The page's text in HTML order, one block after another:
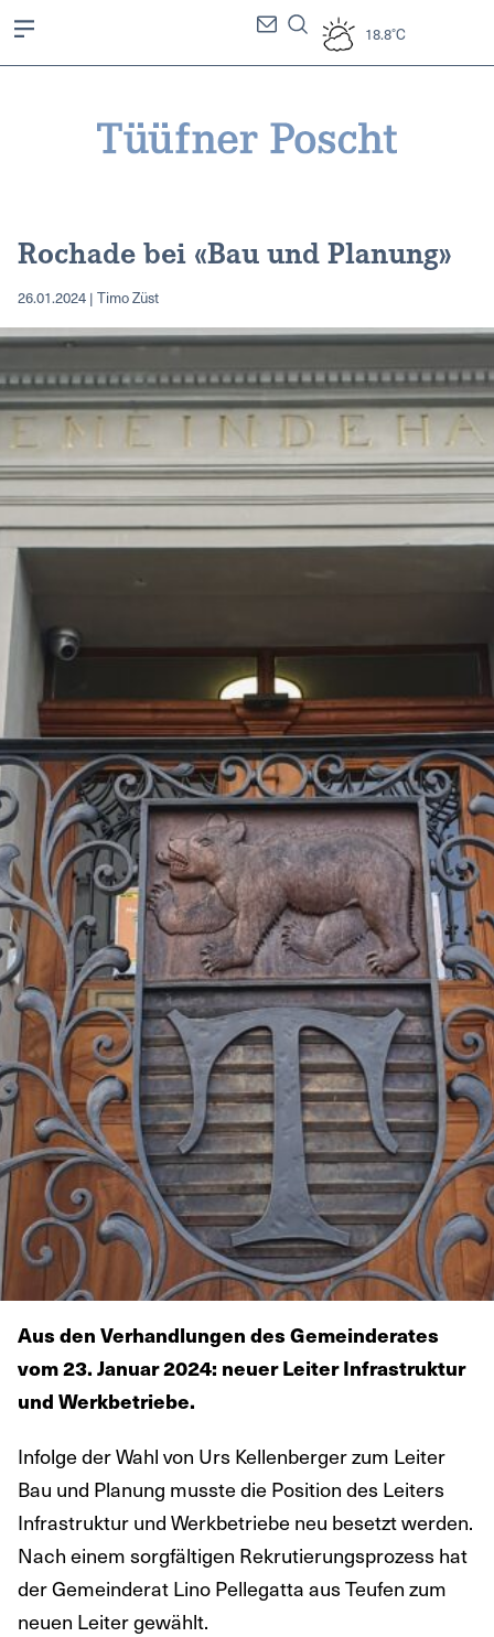
18.8°C
Rochade bei «Bau und Planung»
26.01.2024 | Timo Züst
Aus den Verhandlungen des Gemeinderates
vom 23. Januar 2024: neuer Leiter Infrastruktur
und Werkbetriebe.
Infolge der Wahl von Urs Kellenberger zum Leiter
Bau und Planung musste die Position des Leiters
Infrastruktur und Werkbetriebe neu besetzt werden.
Nach einem sorgfältigen Rekrutierungsprozess hat
der Gemeinderat Lino Pellegatta aus Teufen zum
neuen Leiter gewählt.